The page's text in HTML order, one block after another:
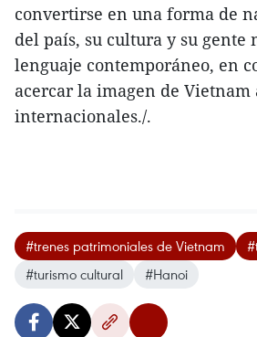
convertirse en una forma de
del país, su cultura y su gente
lenguaje contemporáneo, en
acercar la imagen de Vietnam
internacionales./.
#trenes patrimoniales de Vietnam
#turismo cultural
#Hanoi